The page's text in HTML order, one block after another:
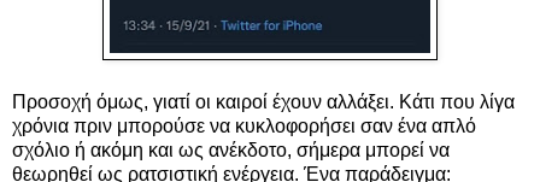
Προσοχή όμως, γιατί οι καιροί έχουν αλλάξει. Κάτι που λίγα
χρόνια πριν μπορούσε να κυκλοφορήσει σαν ένα απλό
σχόλιο ή ακόμη και ως ανέκδοτο, σήμερα μπορεί να
θεωρηθεί ως ρατσιστική ενέργεια. Ένα παράδειγμα: